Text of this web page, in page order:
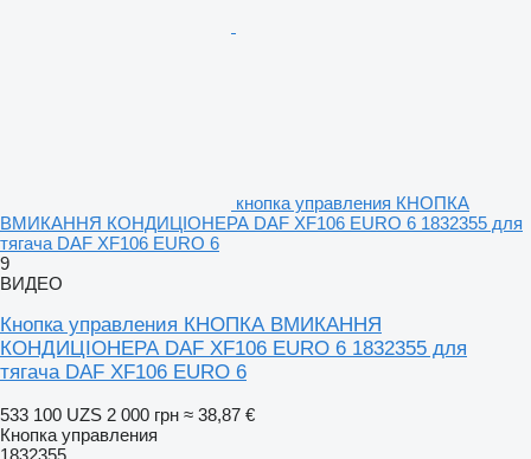
кнопка управления КНОПКА
ВМИКАННЯ КОНДИЦІОНЕРА DAF XF106 EURO 6 1832355 для
тягача DAF XF106 EURO 6
9
ВИДЕО
Кнопка управления КНОПКА ВМИКАННЯ
КОНДИЦІОНЕРА DAF XF106 EURO 6 1832355 для
тягача DAF XF106 EURO 6
533 100 UZS 2 000 грн ≈ 38,87 €
Кнопка управления
1832355